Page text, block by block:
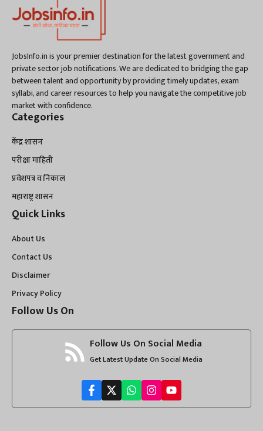
JobsInfo.in is your premier destination for the latest government and
private sector job notifications. We are dedicated to bridging the gap
between talent and opportunity by providing timely updates, exam
syllabi, and career resources to help you navigate the competitive job
market with confidence.
Categories
केंद्र शासन
परीक्षा माहिती
प्रवेशपत्र व निकाल
महाराष्ट्र शासन
Quick Links
About Us
Contact Us
Disclaimer
Privacy Policy
Follow Us On
Follow Us On Social Media
Get Latest Update On Social Media